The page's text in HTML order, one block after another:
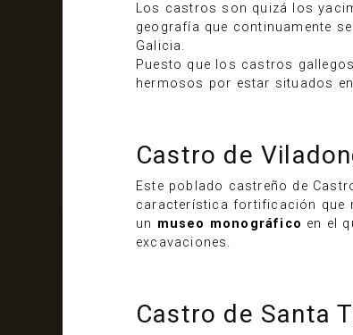
Los castros son quizá los
geografía que continuamente
Galicia.
Puesto que los castros
hermosos por estar situados
Castro de
Este poblado castreño de
característica fortificación que
un museo monográfico en el
excavaciones.
Castro de Santa